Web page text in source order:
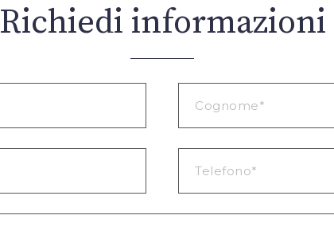
Richiedi informazioni